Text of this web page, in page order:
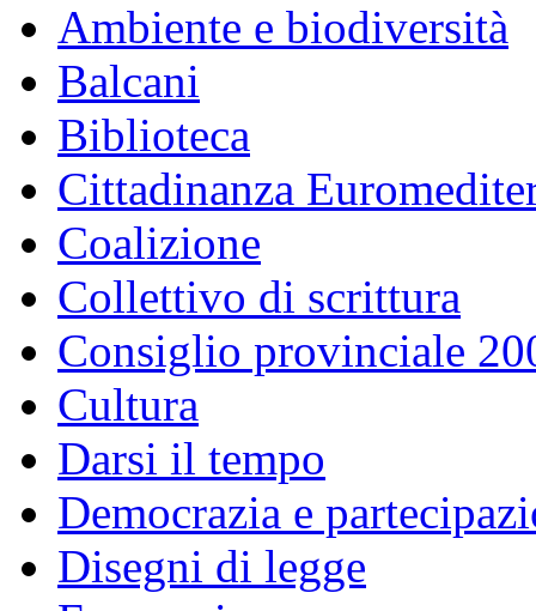
Ambiente e biodiversità
Balcani
Biblioteca
Cittadinanza
Coalizione
Collettivo di scrittura
Consiglio provinciale
Cultura
Darsi il tempo
Democrazia e
Disegni di legge